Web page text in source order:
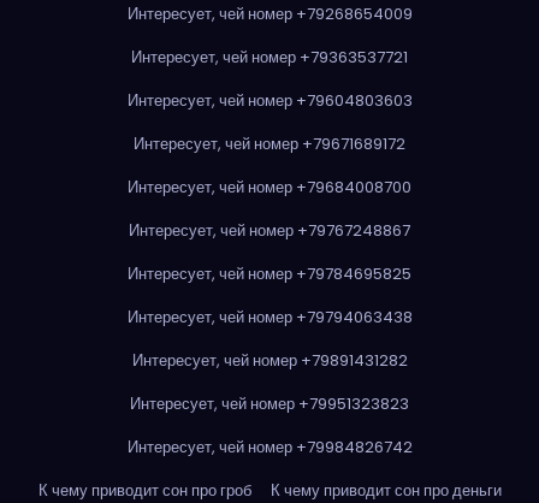
Интересует, чей номер +79268654009
Интересует, чей номер +79363537721
Интересует, чей номер +79604803603
Интересует, чей номер +79671689172
Интересует, чей номер +79684008700
Интересует, чей номер +79767248867
Интересует, чей номер +79784695825
Интересует, чей номер +79794063438
Интересует, чей номер +79891431282
Интересует, чей номер +79951323823
Интересует, чей номер +79984826742
К чему приводит сон про гроб
К чему приводит сон про деньги